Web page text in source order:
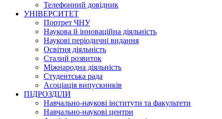
Телефонний довідник
УНІВЕРСИТЕТ
Портрет ЧНУ
Наукова й інноваційна діяльність
Наукові періодичні видання
Освітня діяльність
Сталий розвиток
Міжнародна діяльність
Студентська рада
Асоціація випускників
ПІДРОЗДІЛИ
Навчально-наукові інститути та факультети
Навчально-наукові центри